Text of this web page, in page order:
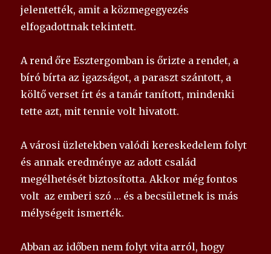
jelentették, amit a közmegegyezés
elfogadottnak tekintett.
A rend őre Esztergomban is őrizte a rendet, a
bíró bírta az igazságot, a paraszt szántott, a
költő verset írt és a tanár tanított, mindenki
tette azt, mit tennie volt hivatott.
A városi üzletekben valódi kereskedelem folyt
és annak eredménye az adott család
megélhetését biztosította. Akkor még fontos
volt az emberi szó … és a becsületnek is más
mélységeit ismerték.
Abban az időben nem folyt vita arról, hogy